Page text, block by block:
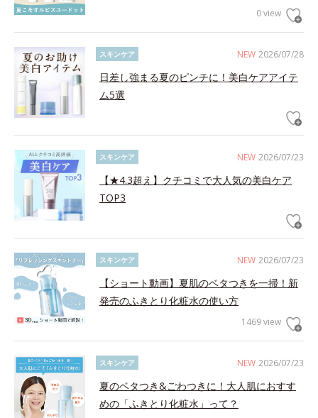
0 view
NEW 2026/07/28
スキンケア
日差し強まる夏のピンチに！美白ケアアイテ
ム5選
NEW 2026/07/23
スキンケア
【★4.3超え】クチコミで大人気の美白ケア
TOP3
NEW 2026/07/23
スキンケア
【ショート動画】夏肌のベタつきを一掃！新
発売のふきとり化粧水の使い方
1469 view
NEW 2026/07/23
スキンケア
夏のベタつき&ごわつきに！大人肌におすす
めの「ふきとり化粧水」って？